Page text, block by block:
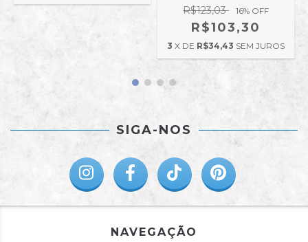
R$123,03 16% OFF
R$103,30
3 X DE R$34,43 SEM JUROS
SIGA-NOS
NAVEGAÇÃO